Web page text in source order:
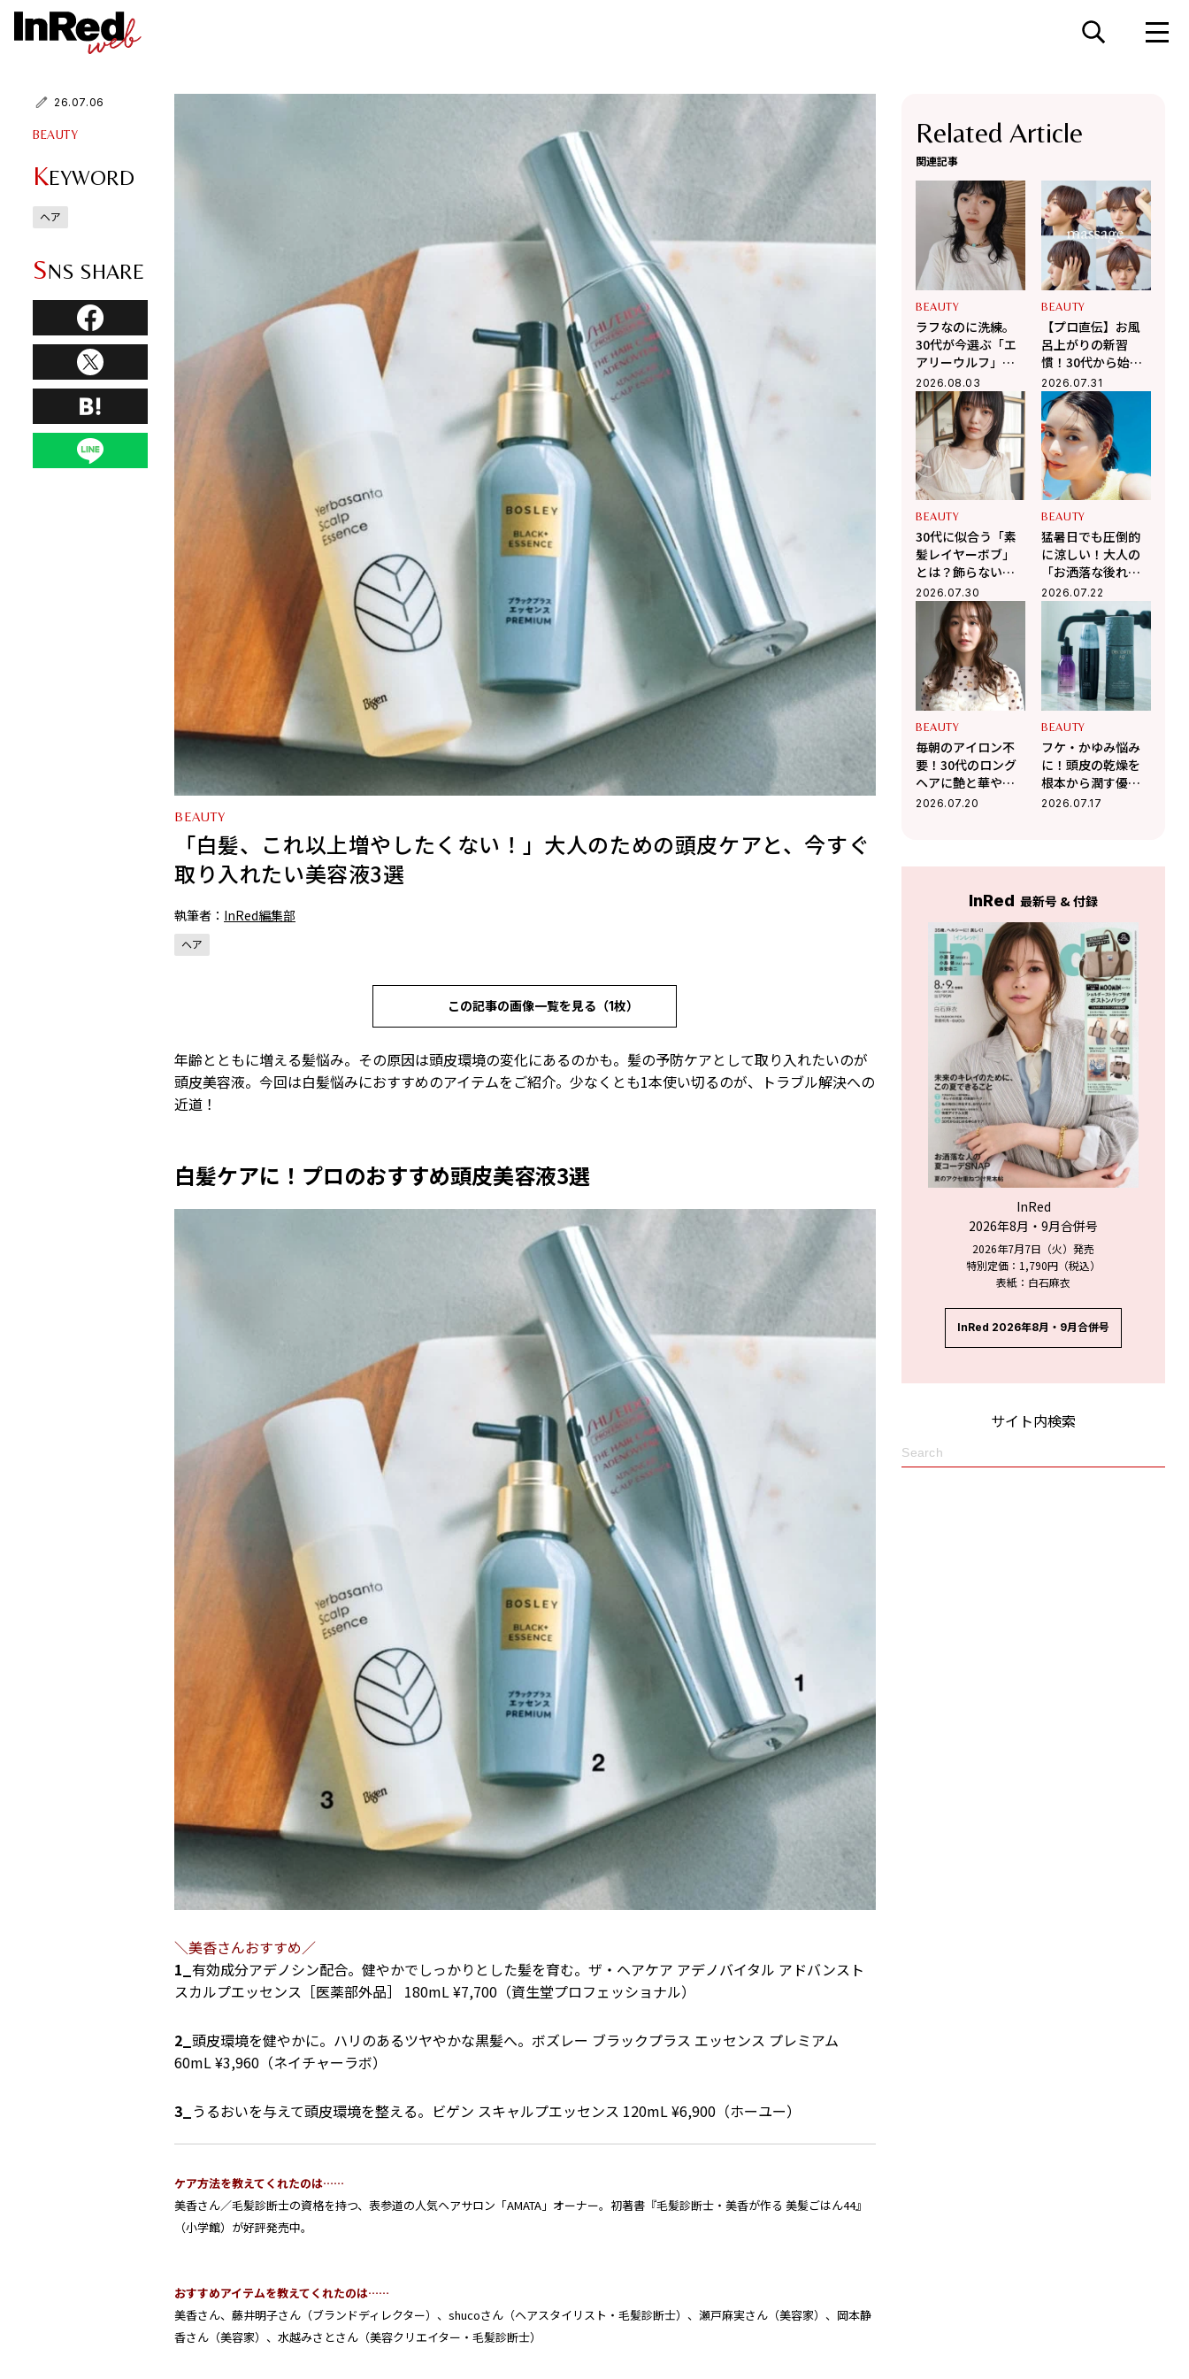
BEAUTY
「白髪、これ以上増やしたくない！」大人のための頭皮ケアと、今すぐ
取り入れたい美容液3選
執筆者： InRed編集部
ヘア
この記事の画像一覧を見る（1枚）
年齢とともに増える髪悩み。その原因は頭皮環境の変化にあるのかも。髪の予防ケアとして取り入れたいのが
頭皮美容液。今回は白髪悩みにおすすめのアイテムをご紹介。少なくとも1本使い切るのが、トラブル解決への
近道！
白髪ケアに！プロのおすすめ頭皮美容液3選
＼美香さんおすすめ／
1_ 有効成分アデノシン配合。健やかでしっかりとした髪を育む。ザ・ヘアケア アデノバイタル アドバンスト
スカルプエッセンス［医薬部外品］ 180mL ¥7,700（資生堂プロフェッショナル）
2_ 頭皮環境を健やかに。ハリのあるツヤやかな黒髪へ。ボズレー ブラックプラス エッセンス プレミアム
60mL ¥3,960（ネイチャーラボ）
3_ うるおいを与えて頭皮環境を整える。ビゲン スキャルプエッセンス 120mL ¥6,900（ホーユー）
ケア方法を教えてくれたのは……
美香さん／毛髪診断士の資格を持つ、表参道の人気ヘアサロン「AMATA」オーナー。初著書『毛髪診断士・美香が作る 美髪ごはん44』
（小学館）が好評発売中。
おすすめアイテムを教えてくれたのは……
美香さん、 藤井明子さん（ブランドディレクター）、 shucoさん（ヘアスタイリスト・毛髪診断士）、 瀬戸麻実さん（美容家）、 岡本静
香さん（美容家）、 水越みさとさん（美容クリエイター・毛髪診断士）
26.07.06
BEAUTY
KEYWORD
ヘア
SNS SHARE
Related Article
関連記事
BEAUTY
ラフなのに洗練。
30代が今選ぶ「エ
アリーウルフ」で
叶える、力の抜け
たレイヤースタイ
ル
2026.08.03
BEAUTY
【プロ直伝】お風
呂上がりの新習
慣！30代から始め
る「セルフ頭皮マ
ッサージ」で顔ま
わりスッキリ、た
るみ・抜け毛を徹
底ケア
2026.07.31
BEAUTY
30代に似合う「素
髪レイヤーボブ」
とは？飾らないの
に一気にお洒落見
えする大人ヘア
2026.07.30
BEAUTY
猛暑日でも圧倒的
に涼しい！大人の
「お洒落な後れ
毛」で魅せるまと
め髪の作り方
2026.07.22
BEAUTY
毎朝のアイロン不
要！30代のロング
ヘアに艶と華やか
さを出す「コテ巻
2026.07.20
BEAUTY
フケ・かゆみ悩み
に！頭皮の乾燥を
根本から潤す優秀
「頭皮の保湿美容
2026.07.17
InRed 最新号 & 付録
InRed
2026年8月・9月合併号
2026年7月7日（火）発売
特別定価：1,790円（税込）
表紙：白石麻衣
InRed 2026年8月・9月合併号
サイト内検索